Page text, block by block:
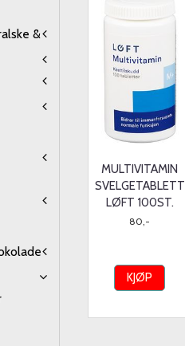
&
MULTIVITAMIN
SVELGETABLETT
LØFT 100ST.
80,-
KJØP